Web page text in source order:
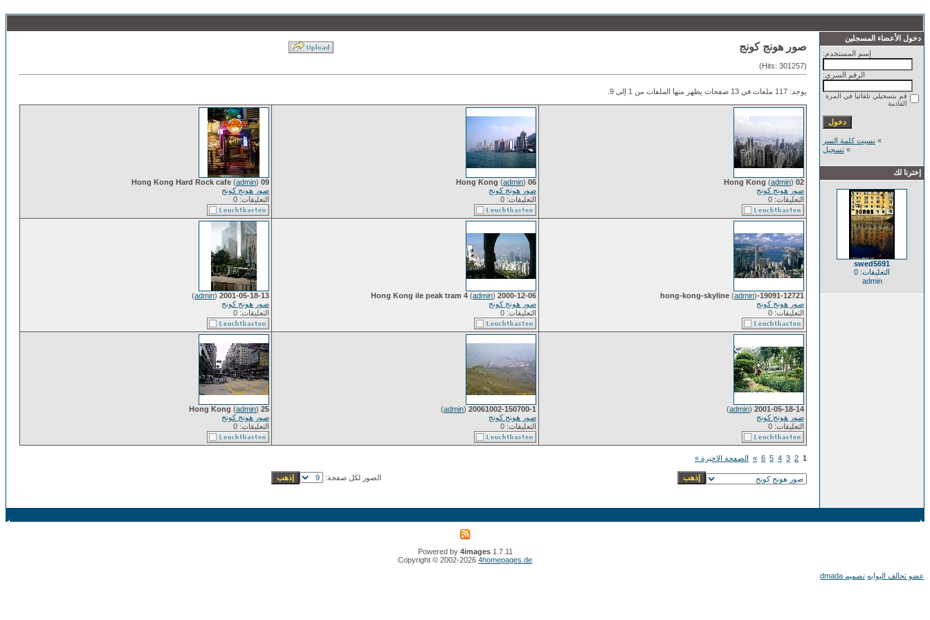
دخول الأعضاء المسجلين
إسم المستخدم:
الرقم السري:
قم بتسجيلي تلقائيا في المرة
القادمة
» نسيت كلمة السر
» تسجيل
إخترنا لك
swed5691
التعليقات: 0
admin
صور هونج كونج
(Hits: 301257)
يوجد: 117 ملفات في 13 صفحات يظهر منها الملفات من 1 إلى 9.
02 Hong Kong
(admin)
صور هونج كونج
التعليقات: 0
06 Hong Kong
(admin)
صور هونج كونج
التعليقات: 0
09 Hong Kong Hard Rock cafe
(admin)
صور هونج كونج
التعليقات: 0
19091-12721-hong-kong-skyline
(admin)
صور هونج كونج
التعليقات: 0
2000-12-06 Hong Kong ile peak tram 4
(admin)
صور هونج كونج
التعليقات: 0
2001-05-18-13
(
admin
)
صور هونج كونج
التعليقات: 0
2001-05-18-14
(
admin
)
صور هونج كونج
التعليقات: 0
20061002-150700-1
(
admin
)
صور هونج كونج
التعليقات: 0
25 Hong Kong
(admin)
صور هونج كونج
التعليقات: 0
1
2
3
4
5
6
» الصفحة الاخيرة »
الصور لكل صفحة:
Powered by 4images1.7.11
Copyright © 2002-2026 4homepages.de
عضو تحالف البوابه تصميم dmada